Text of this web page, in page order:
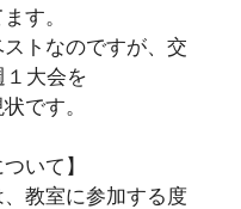
す。
トなのですが、交
大会を
です。
いて】
教室に参加する度